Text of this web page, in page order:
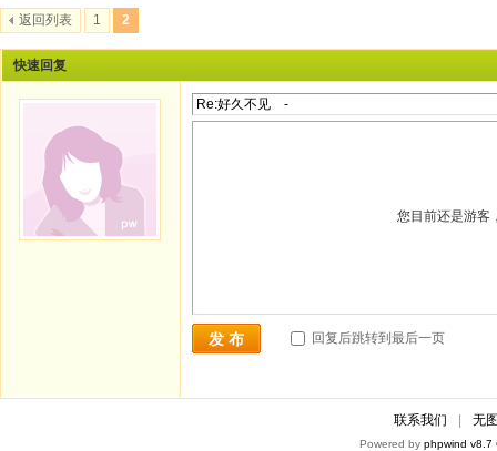
返回列表 1 2
快速回复
您目前还是游客
发 布 回复后跳转到最后一页
联系我们 无
Powered by phpwind v8.7